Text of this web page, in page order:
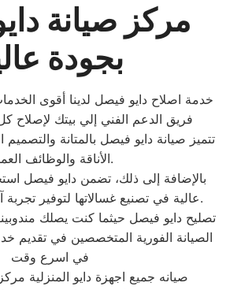
مركز صيانة
بجودة
خدمة اصلاح دايو فيصل لدينا أقوى
فريق الدعم الفني إلي بيتك لإصلاح
تتميز صيانة دايو فيصل بالمتانة
الأناقة والوظائف العملية.
عالية في تصنيع غسالاتها لتوفير تجربة آمنة وموثوقة للعملاء.
تصليح دايو فيصل حيثما كنت يصلك
الصيانة الفورية المتخصصين في تقديم
في اسرع وقت
صيانه جميع اجهزة دايو المنزلية مركز